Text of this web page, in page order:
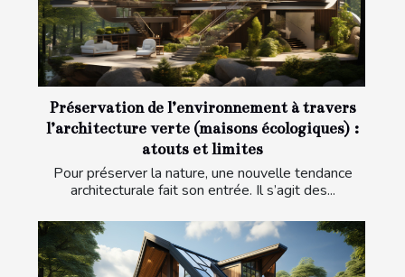
Préservation de l’environnement à travers
l’architecture verte (maisons écologiques) :
atouts et limites
Pour préserver la nature, une nouvelle tendance
architecturale fait son entrée. Il s’agit des...